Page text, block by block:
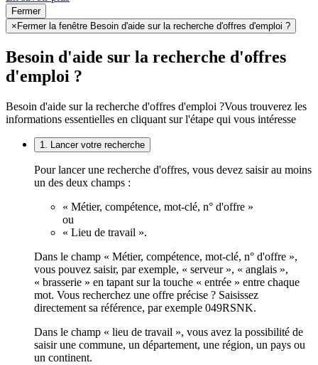
Fermer
× Fermer la fenêtre Besoin d'aide sur la recherche d'offres d'emploi ?
Besoin d'aide sur la recherche d'offres
d'emploi ?
Besoin d'aide sur la recherche d'offres d'emploi ?Vous trouverez les
informations essentielles en cliquant sur l'étape qui vous intéresse
1. Lancer votre recherche
Pour lancer une recherche d'offres, vous devez saisir au moins
un des deux champs :
« Métier, compétence, mot-clé, n° d'offre »
ou
« Lieu de travail ».
Dans le champ « Métier, compétence, mot-clé, n° d'offre »,
vous pouvez saisir, par exemple, « serveur », « anglais »,
« brasserie » en tapant sur la touche « entrée » entre chaque
mot. Vous recherchez une offre précise ? Saisissez
directement sa référence, par exemple 049RSNK.
Dans le champ « lieu de travail », vous avez la possibilité de
saisir une commune, un département, une région, un pays ou
un continent.